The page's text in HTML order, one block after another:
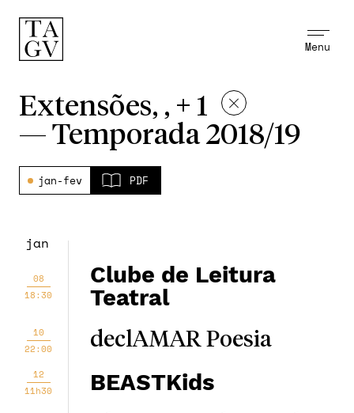
Menu
Extensões, , + 1
— Temporada 2018/19
jan-fev PDF
jan
08
18:30
Clube de Leitura
Teatral
10
22:00
declAMAR Poesia
12
11h30
BEASTKids